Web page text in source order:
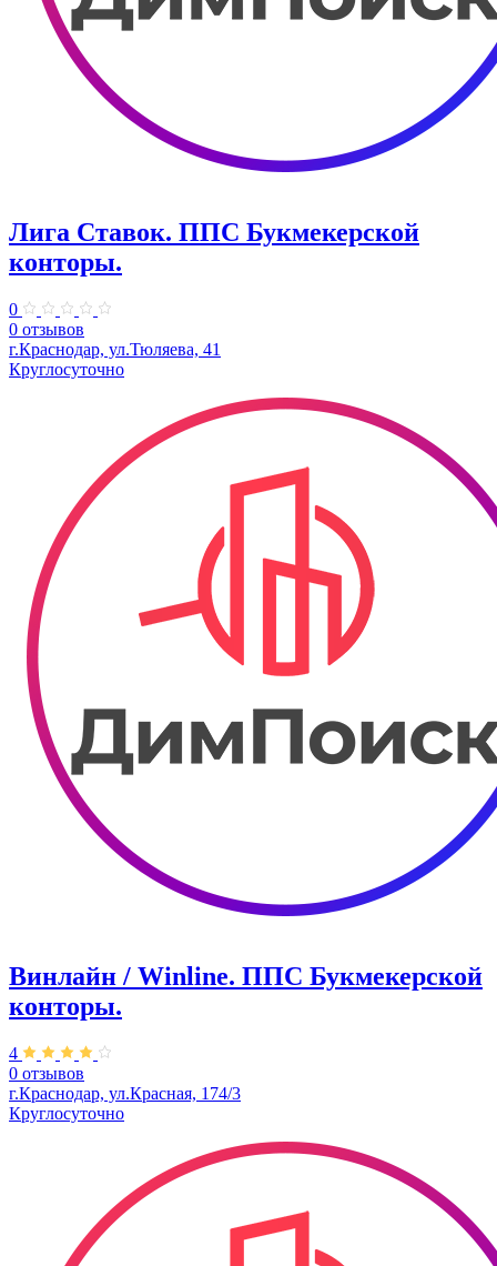
Лига Ставок. ППС Букмекерской
конторы.
0
0 отзывов
г.Краснодар, ул.Тюляева, 41
Круглосуточно
Винлайн / Winline. ППС Букмекерской
конторы.
4
0 отзывов
г.Краснодар, ул.Красная, 174/3
Круглосуточно